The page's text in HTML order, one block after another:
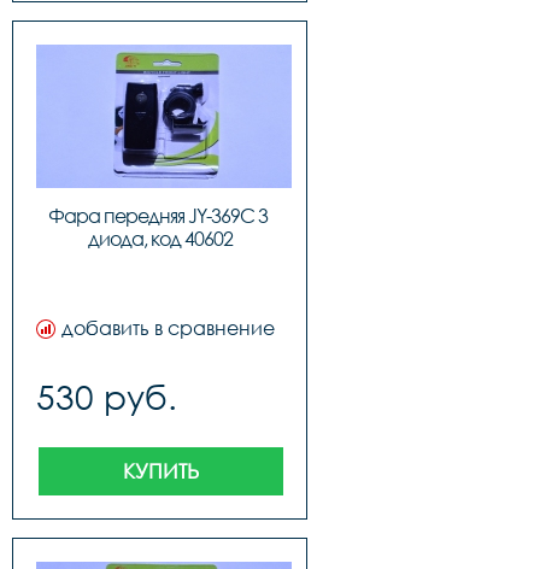
Фара передняя JY-369C 3
диода, код 40602
добавить в сравнение
530 руб.
КУПИТЬ